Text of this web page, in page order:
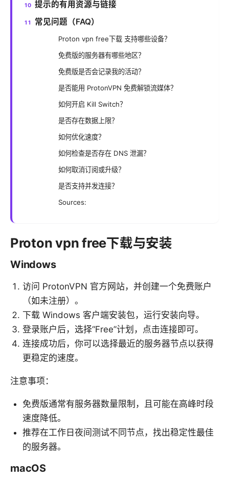
提示的有用资源与链接
常见问题（FAQ）
Proton vpn free下载 支持哪些设备？
免费版的服务器有哪些地区？
免费版是否会记录我的活动？
是否能用 ProtonVPN 免费解锁流媒体？
如何开启 Kill Switch？
是否存在数据上限？
如何优化速度？
如何检查是否存在 DNS 泄漏？
如何取消订阅或升级？
是否支持并发连接？
Sources:
Proton vpn free下载与安装
Windows
访问 ProtonVPN 官方网站，并创建一个免费账户
（如未注册）。
下载 Windows 客户端安装包，运行安装向导。
登录账户后，选择“Free”计划，点击连接即可。
连接成功后，你可以选择最近的服务器节点以获得
更稳定的速度。
注意事项：
免费版通常有服务器数量限制，且可能在高峰时段
速度降低。
推荐在工作日夜间测试不同节点，找出稳定性最佳
的服务器。
macOS